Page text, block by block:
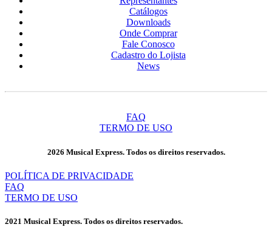
Catálogos
Downloads
Onde Comprar
Fale Conosco
Cadastro do Lojista
News
FAQ
TERMO DE USO
2026 Musical Express. Todos os direitos reservados.
POLÍTICA DE PRIVACIDADE
FAQ
TERMO DE USO
2021 Musical Express. Todos os direitos reservados.